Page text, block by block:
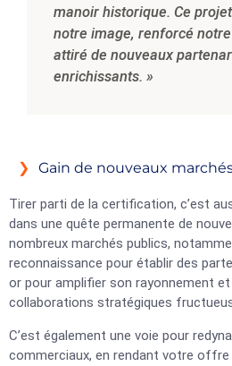
manoir historique. Ce
notre image, renforcé
attiré de nouveaux
enrichissants. »
Gain de nouveaux
Tirer parti de la certification, c’est
dans une quête permanente de
nombreux marchés publics,
reconnaissance pour établir des
or pour amplifier son rayonnement
collaborations stratégiques
C’est également une voie pour
commerciaux, en rendant votre